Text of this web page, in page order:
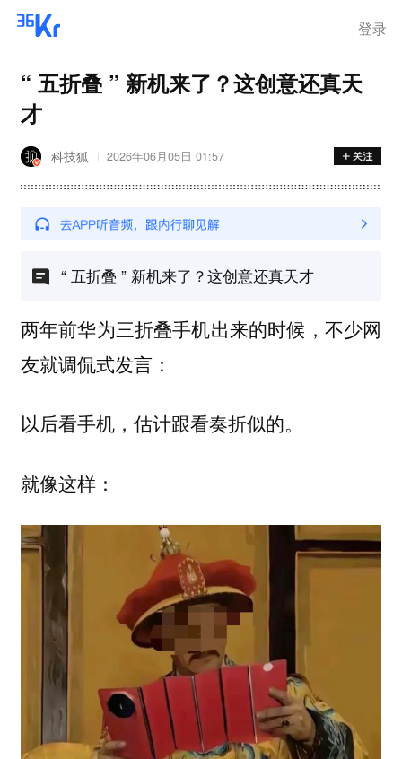
登录
“ 五折叠 ” 新机来了？这创意还真天
才
科技狐 2026年06月05日 01:57
“ 五折叠 ” 新机来了？这创意还真天才
两年前华为三折叠手机出来的时候，不少网
友就调侃式发言：
以后看手机，估计跟看奏折似的。
就像这样：